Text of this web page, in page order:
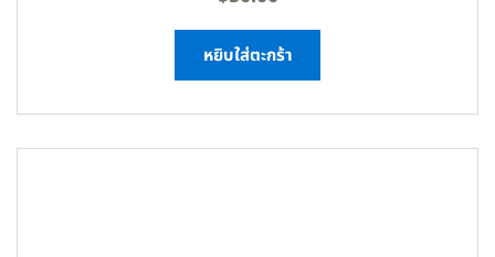
หยิบใส่ตะกร้า